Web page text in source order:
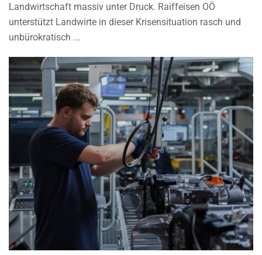
Landwirtschaft massiv unter Druck. Raiffeisen OÖ
unterstützt Landwirte in dieser Krisensituation rasch und
unbürokratisch